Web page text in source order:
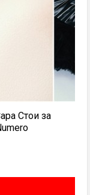
Стои за